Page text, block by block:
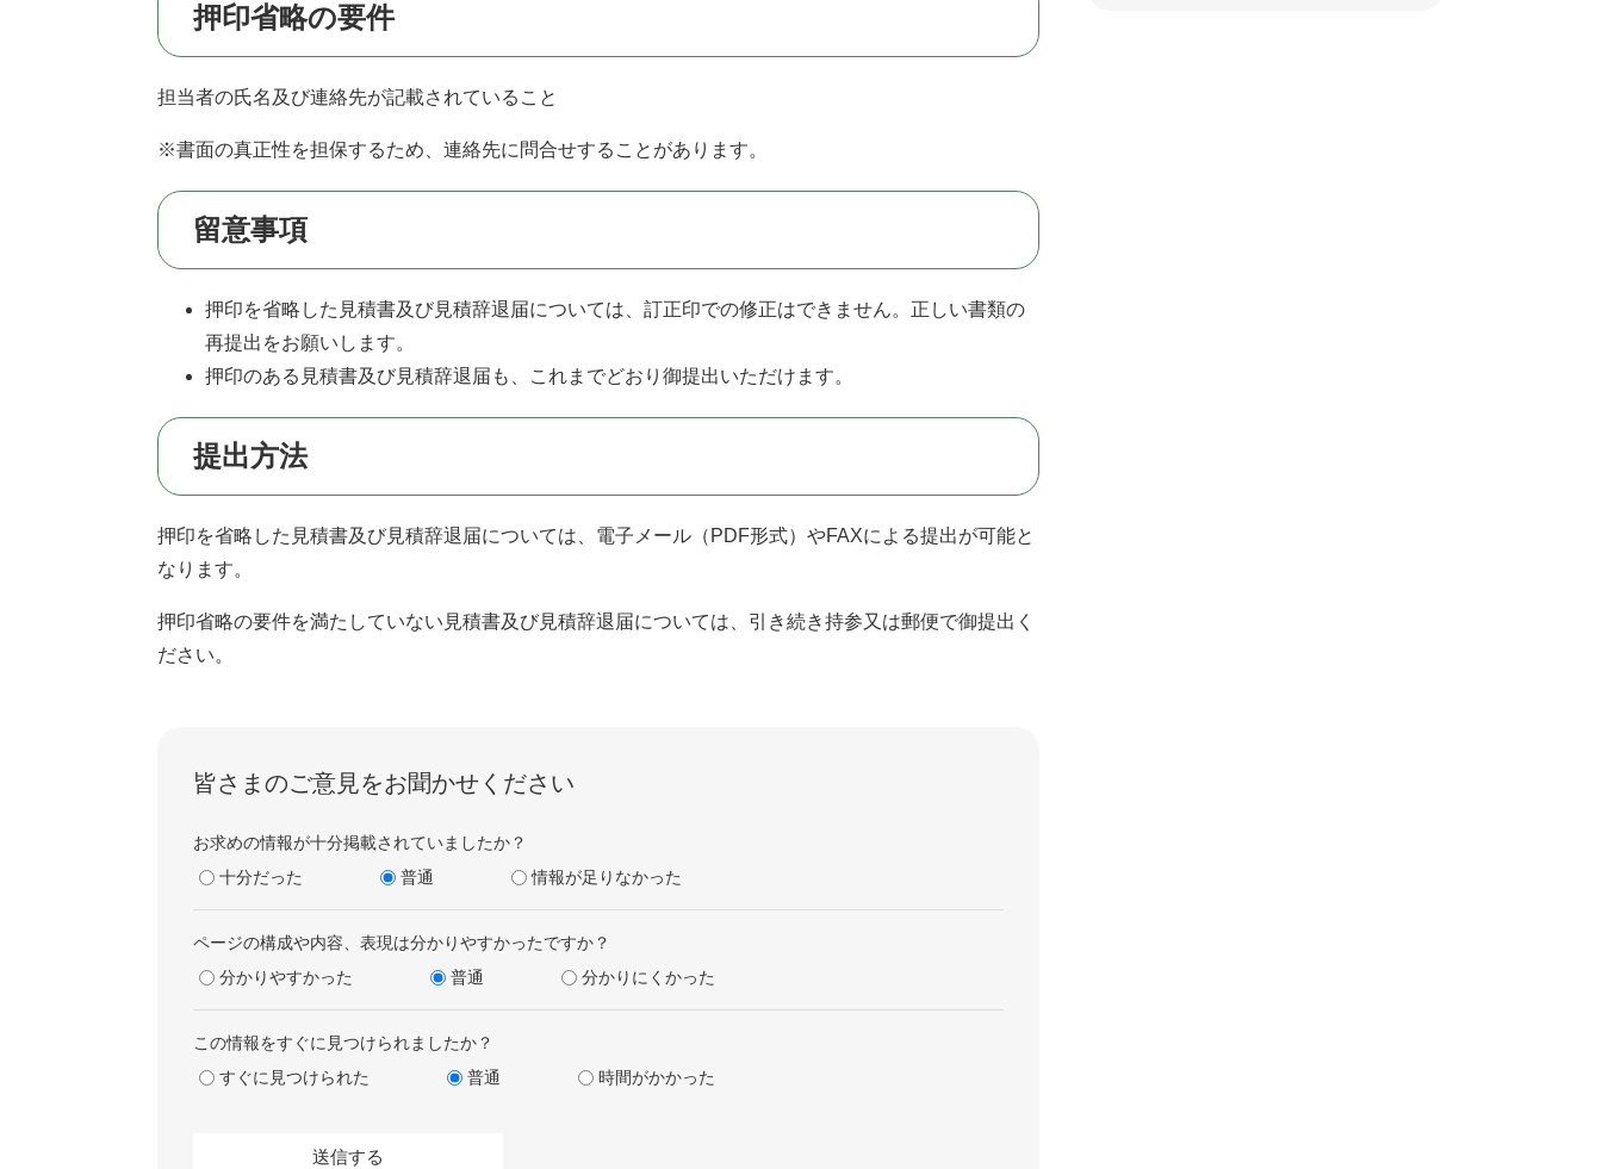
押印省略の要件
担当者の氏名及び連絡先が記載されていること
※書面の真正性を担保するため、連絡先に問合せすることがあります。
留意事項
押印を省略した見積書及び見積辞退届については、訂正印での修正はできません。正しい書類の
再提出をお願いします。
押印のある見積書及び見積辞退届も、これまでどおり御提出いただけます。
提出方法
押印を省略した見積書及び見積辞退届については、電子メール（PDF形式）やFAXによる提出が可能と
なります。
押印省略の要件を満たしていない見積書及び見積辞退届については、引き続き持参又は郵便で御提出く
ださい。
皆さまのご意見をお聞かせください
お求めの情報が十分掲載されていましたか？
十分だった
普通 情報が足りなかった
ページの構成や内容、表現は分かりやすかったですか？
分かりやすかった
普通 分かりにくかった
この情報をすぐに見つけられましたか？
すぐに見つけられた
普通 時間がかかった